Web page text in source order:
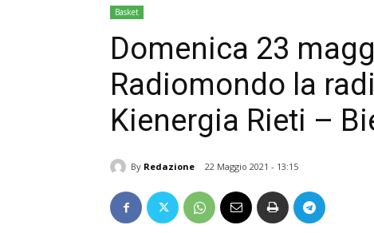
Basket
Domenica 23
Radiomondo la
Kienergia Rieti –
By Redazione 22 Maggio 2021 - 13:15